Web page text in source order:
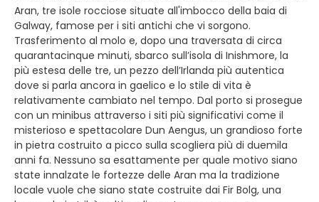
Aran, tre isole rocciose situate all'imbocco della baia di
Galway, famose per i siti antichi che vi sorgono.
Trasferimento al molo e, dopo una traversata di circa
quarantacinque minuti, sbarco sull’isola di Inishmore, la
più estesa delle tre, un pezzo dell’Irlanda più autentica
dove si parla ancora in gaelico e lo stile di vita è
relativamente cambiato nel tempo. Dal porto si prosegue
con un minibus attraverso i siti più significativi come il
misterioso e spettacolare Dun Aengus, un grandioso forte
in pietra costruito a picco sulla scogliera più di duemila
anni fa. Nessuno sa esattamente per quale motivo siano
state innalzate le fortezze delle Aran ma la tradizione
locale vuole che siano state costruite dai Fir Bolg, una